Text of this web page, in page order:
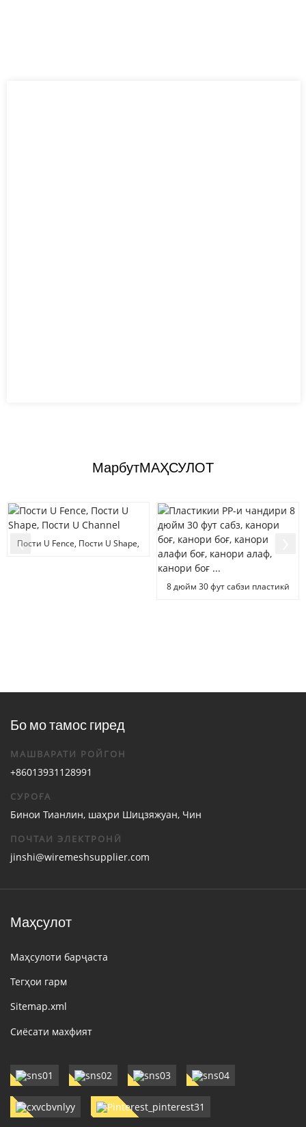
МарбутМАҲСУЛОТ
Пости U Fence, Пости U Shape,
8 дюйм 30 фут сабзи пластикӣ
Бо мо тамос гиред
МАШВАРАТИ РОЙГОН
+86013931128991
СУРОҒА
Бинои Тианлин, шаҳри Шицзяжуан, Чин
ПОЧТАИ ЭЛЕКТРОНӢ
jinshi@wiremeshsupplier.com
Маҳсулот
Маҳсулоти барҷаста
Тегҳои гарм
Sitemap.xml
Сиёсати махфият